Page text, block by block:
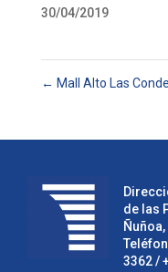
30/04/2019
← Mall Alto Las
de las
3362/